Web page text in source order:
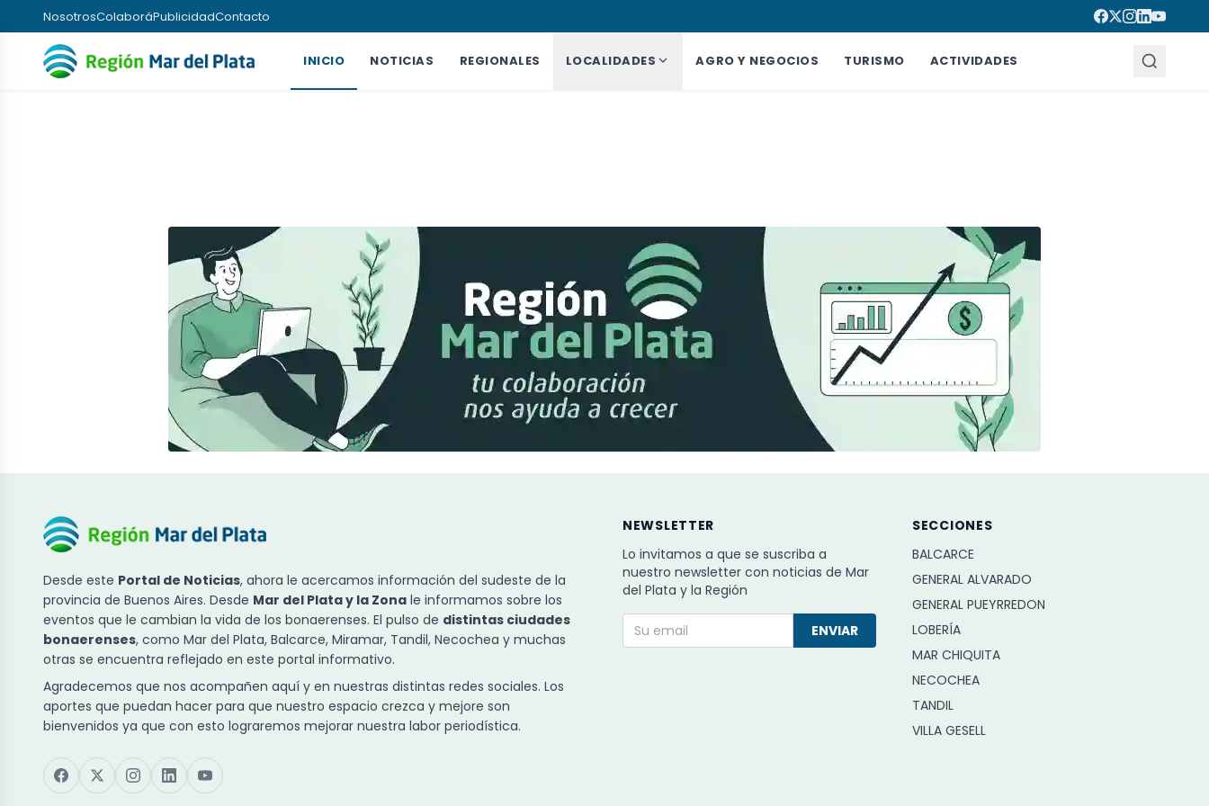
NosotrosColaboráPublicidadContacto
INICIO NOTICIAS REGIONALES LOCALIDADES AGRO Y NEGOCIOS TURISMO ACTIVIDADES
Desde este Portal de Noticias, ahora le acercamos información del sudeste de la
provincia de Buenos Aires. Desde Mar del Plata y la Zona le informamos sobre los
eventos que le cambian la vida de los bonaerenses. El pulso de distintas ciudades
bonaerenses, como Mar del Plata, Balcarce, Miramar, Tandil, Necochea y muchas
otras se encuentra reflejado en este portal informativo.
Agradecemos que nos acompañen aquí y en nuestras distintas redes sociales. Los
aportes que puedan hacer para que nuestro espacio crezca y mejore son
bienvenidos ya que con esto lograremos mejorar nuestra labor periodística.
NEWSLETTER
Lo invitamos a que se suscriba a
nuestro newsletter con noticias de Mar
del Plata y la Región
ENVIAR
SECCIONES
BALCARCE
GENERAL ALVARADO
GENERAL PUEYRREDON
LOBERÍA
MAR CHIQUITA
NECOCHEA
TANDIL
VILLA GESELL